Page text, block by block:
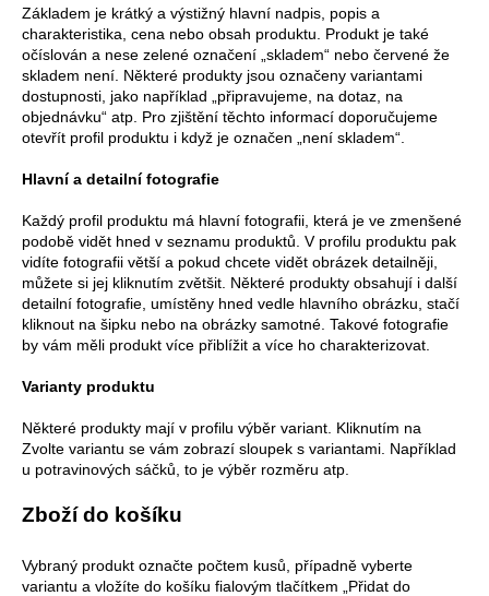
Základem je krátký a výstižný hlavní nadpis, popis a
charakteristika, cena nebo obsah produktu. Produkt je také
očíslován a nese zelené označení „skladem“ nebo červené že
skladem není. Některé produkty jsou označeny variantami
dostupnosti, jako například „připravujeme, na dotaz, na
objednávku“ atp. Pro zjištění těchto informací doporučujeme
otevřít profil produktu i když je označen „není skladem“.
Hlavní a detailní fotografie
Každý profil produktu má hlavní fotografii, která je ve zmenšené
podobě vidět hned v seznamu produktů. V profilu produktu pak
vidíte fotografii větší a pokud chcete vidět obrázek detailněji,
můžete si jej kliknutím zvětšit. Některé produkty obsahují i další
detailní fotografie, umístěny hned vedle hlavního obrázku, stačí
kliknout na šipku nebo na obrázky samotné. Takové fotografie
by vám měli produkt více přiblížit a více ho charakterizovat.
Varianty produktu
Některé produkty mají v profilu výběr variant. Kliknutím na
Zvolte variantu se vám zobrazí sloupek s variantami. Například
u potravinových sáčků, to je výběr rozměru atp.
Zboží do košíku
Vybraný produkt označte počtem kusů, případně vyberte
variantu a vložíte do košíku fialovým tlačítkem „Přidat do
HLEDAT
D
o
o
r
u
č
u
j
e
m
e
ŠATY
KORA
880
Kč